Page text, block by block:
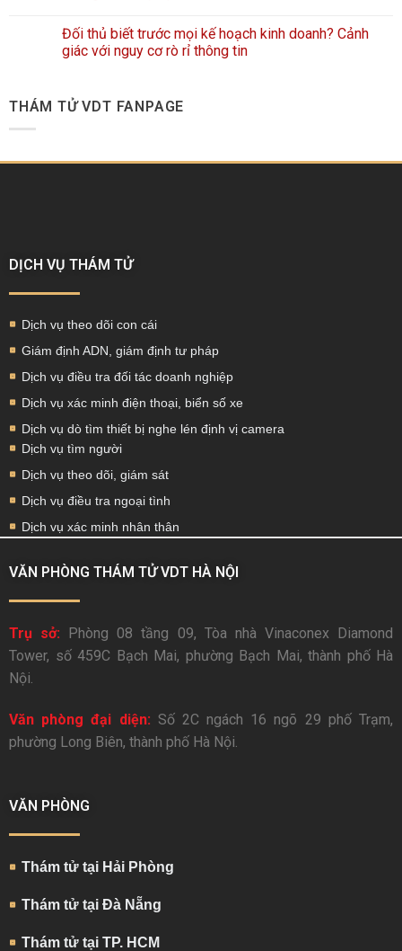
Đối thủ biết trước mọi kế hoạch kinh doanh? Cảnh
giác với nguy cơ rò rỉ thông tin
THÁM TỬ VDT FANPAGE
DỊCH VỤ THÁM TỬ
Dịch vụ theo dõi con cái
Giám định ADN, giám định tư pháp
Dịch vụ điều tra đối tác doanh nghiệp
Dịch vụ xác minh điện thoại, biển số xe
Dịch vụ dò tìm thiết bị nghe lén định vị camera
Dịch vụ tìm người
Dịch vụ theo dõi, giám sát
Dịch vụ điều tra ngoại tình
Dịch vụ xác minh nhân thân
VĂN PHÒNG THÁM TỬ VDT HÀ NỘI
Trụ sở: Phòng 08 tầng 09, Tòa nhà Vinaconex Diamond
Tower, số 459C Bạch Mai, phường Bạch Mai, thành phố Hà
Nội.
Văn phòng đại diện: Số 2C ngách 16 ngõ 29 phố Trạm,
phường Long Biên, thành phố Hà Nội.
VĂN PHÒNG
Thám tử tại Hải Phòng
Thám tử tại Đà Nẵng
Thám tử tại TP. HCM